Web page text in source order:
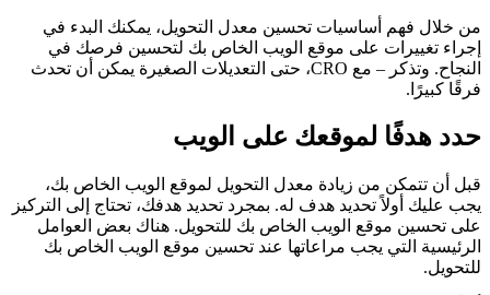
من خلال فهم أساسيات تحسين معدل التحويل، يمكنك البدء في
إجراء تغييرات على موقع الويب الخاص بك لتحسين فرصك في
النجاح. وتذكر – مع CRO، حتى التعديلات الصغيرة يمكن أن تحدث
فرقًا كبيرًا.
حدد هدفًا لموقعك على الويب
قبل أن تتمكن من زيادة معدل التحويل لموقع الويب الخاص بك،
يجب عليك أولاً تحديد هدف له. بمجرد تحديد هدفك، تحتاج إلى التركيز
على تحسين موقع الويب الخاص بك للتحويل. هناك بعض العوامل
الرئيسية التي يجب مراعاتها عند تحسين موقع الويب الخاص بك
للتحويل.